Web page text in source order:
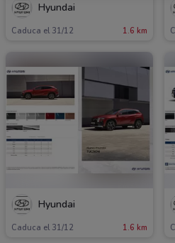
Hyundai
Caduca el 31/12 1.6 km
Hyundai
Caduca el 31/12 1.6 km